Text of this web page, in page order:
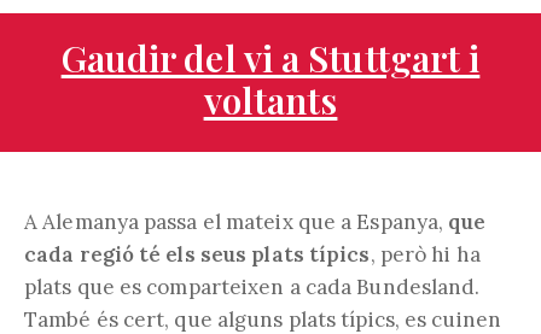
Gaudir del vi a Stuttgart i
voltants
A Alemanya passa el mateix que a Espanya, que
cada regió té els seus plats típics, però hi ha
plats que es comparteixen a cada Bundesland.
També és cert, que alguns plats típics, es cuinen